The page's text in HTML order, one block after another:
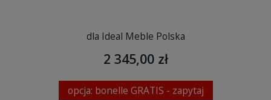
dla Ideal Meble Polska
2 345,00 zł
opcja: bonelle GRATIS - zapytaj